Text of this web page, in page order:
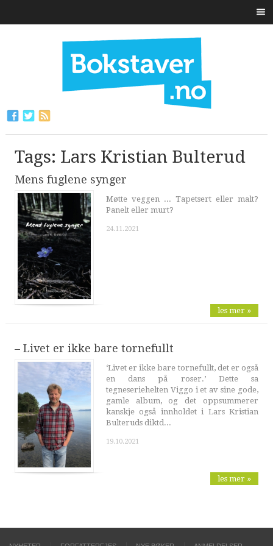
Tags: Lars Kristian Bulterud
Mens fuglene synger
Møtte veggen ... Tapetsert eller malt?
Panelt eller murt?
24.11.2021
les mer »
– Livet er ikke bare tornefullt
‘Livet er ikke bare tornefullt, det er også
en dans på roser.’ Dette sa
tegneseriehelten Viggo i et av sine gode,
gamle album, og det oppsummerer
kanskje også innholdet i Lars Kristian
Bulteruds diktd...
19.10.2021
les mer »